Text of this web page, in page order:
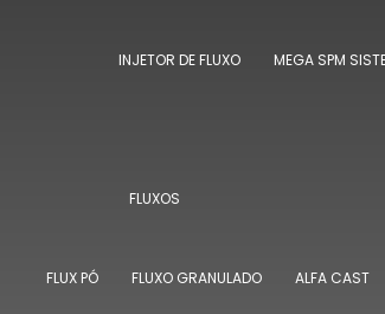
INJETOR DE FLUXO MEGA SPM
FLUXOS
FLUX PÓ FLUXO GRANULADO ALFA CAST